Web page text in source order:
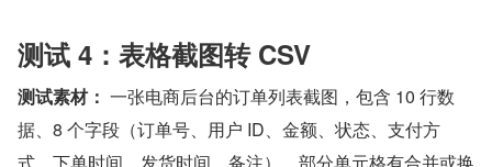
测试 4：表格截图转 CSV
测试素材： 一张电商后台的订单列表截图，包含 10 行数
据、8 个字段（订单号、用户 ID、金额、状态、支付方